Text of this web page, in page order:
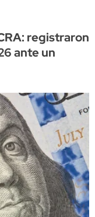
registraron
ante un